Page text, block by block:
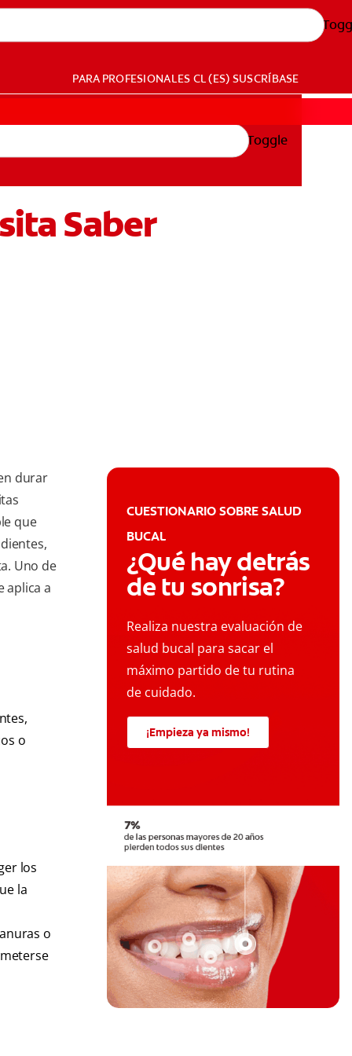
PARA PROFESIONALES CL (ES) SUSCRÍBASE
Toggle
Saber
durar
que
Uno de
aplica a
o
los
la
o
CUESTIONARIO SOBRE SALUD
BUCAL
¿Qué hay detrás
de tu sonrisa?
Realiza nuestra evaluación de
salud bucal para sacar el
máximo partido de tu rutina
de cuidado.
¡Empieza ya mismo!